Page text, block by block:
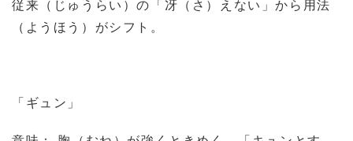
従来（じゅうらい）の「冴（さ）えない」から用法
（ようほう）がシフト。
「ギュン」